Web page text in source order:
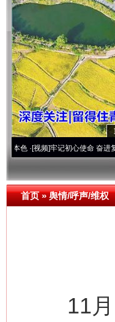
牢记初心使命 奋进复兴征程丨
首页»舆情/呼声/维权
11月